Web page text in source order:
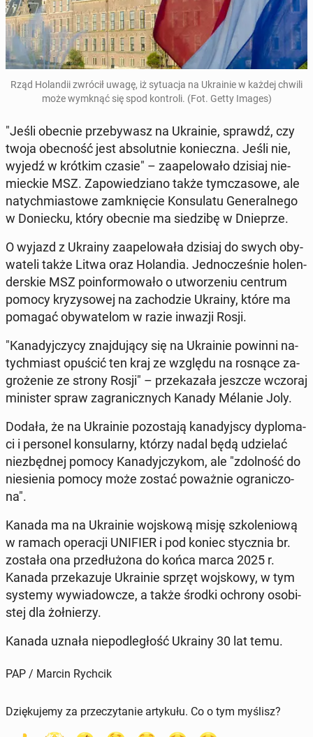
Rząd Ho­lan­dii zwrócił uwagę, iż sy­tu­acja na Ukra­inie w każdej chwili
może wymknąć się spod kon­tro­li. (Fot. Getty Images)
"Jeśli obecnie prze­by­wasz na Ukra­inie, sprawdź, czy
twoja obec­ność jest ab­so­lut­nie ko­niecz­na. Jeśli nie,
wyjedź w krótkim czasie" – za­ape­lo­wa­ło dzisiaj nie­
miec­kie MSZ. Za­po­wie­dzia­no także tym­cza­so­we, ale
na­tych­mia­sto­we za­mknię­cie Kon­su­la­tu Ge­ne­ral­ne­go
w Do­niec­ku, który obecnie ma sie­dzi­bę w Dnie­prze.
O wyjazd z Ukrainy za­ape­lo­wa­ła dzisiaj do swych oby­
wa­te­li także Litwa oraz Ho­lan­dia. Jed­no­cze­śnie ho­len­
der­skie MSZ po­in­for­mo­wa­ło o utwo­rze­niu centrum
pomocy kry­zy­so­wej na za­cho­dzie Ukrainy, które ma
pomagać oby­wa­te­lom w razie inwazji Rosji.
"Ka­na­dyj­czy­cy znaj­du­ją­cy się na Ukra­inie powinni na­
tych­miast opuścić ten kraj ze względu na rosnące za­
gro­że­nie ze strony Rosji" – prze­ka­za­ła jeszcze wczoraj
mi­ni­ster spraw za­gra­nicz­nych Kanady Mélanie Joly.
Dodała, że na Ukra­inie po­zo­sta­ją ka­na­dyj­scy dy­plo­ma­
ci i per­so­nel kon­su­lar­ny, którzy nadal będą udzie­lać
nie­zbęd­nej pomocy Ka­na­dyj­czy­kom, ale "zdol­ność do
nie­sie­nia pomocy może zostać po­waż­nie ogra­ni­czo­
na".
Kanada ma na Ukra­inie woj­sko­wą misję szko­le­nio­wą
w ramach ope­ra­cji UNIFIER i pod koniec stycz­nia br.
została ona prze­dłu­żo­na do końca marca 2025 r.
Kanada prze­ka­zu­je Ukra­inie sprzęt woj­sko­wy, w tym
systemy wy­wia­dow­cze, a także środki ochrony oso­bi­
stej dla żoł­nie­rzy.
Kanada uznała nie­pod­le­głość Ukrainy 30 lat temu.
PAP / Marcin Rychcik
Dziękujemy za przeczytanie artykułu. Co o tym myślisz?